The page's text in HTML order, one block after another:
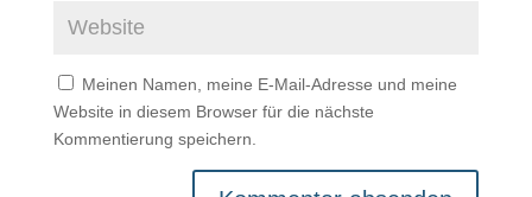
Meinen Namen, meine E-Mail-Adresse und meine
Website in diesem Browser für die nächste
Kommentierung speichern.